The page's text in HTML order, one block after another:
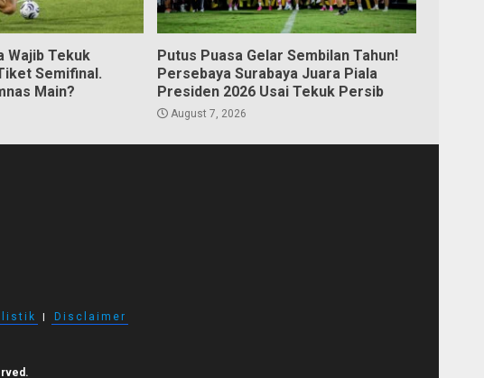
Wajib Tekuk
Semifinal.
Main?
Putus Puasa Gelar Sembilan Tahun!
Persebaya Surabaya Juara Piala
Presiden 2026 Usai Tekuk Persib
August 7, 2026
I Disclaimer